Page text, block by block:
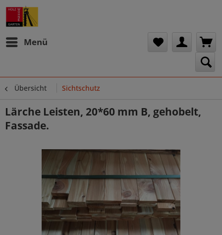
Menü
Übersicht Sichtschutz
Lärche Leisten, 20*60 mm B, gehobelt,
Fassade.